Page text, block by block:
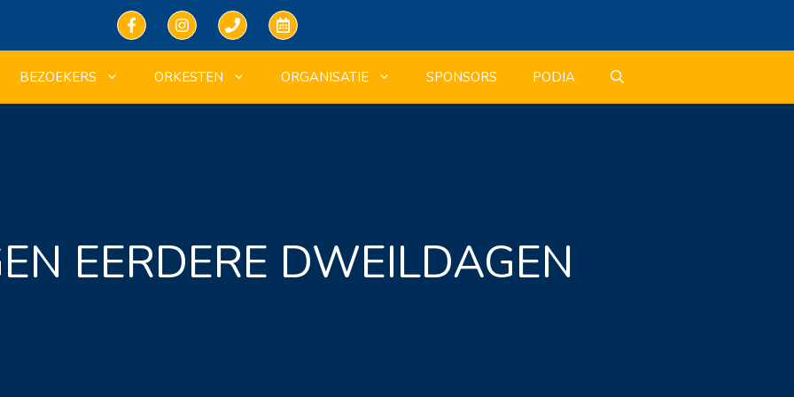
BEZOEKERS ORKESTEN ORGANISATIE SPONSORS PODIA
EERDERE DWEILDAGEN